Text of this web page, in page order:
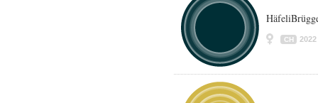
CH 2022